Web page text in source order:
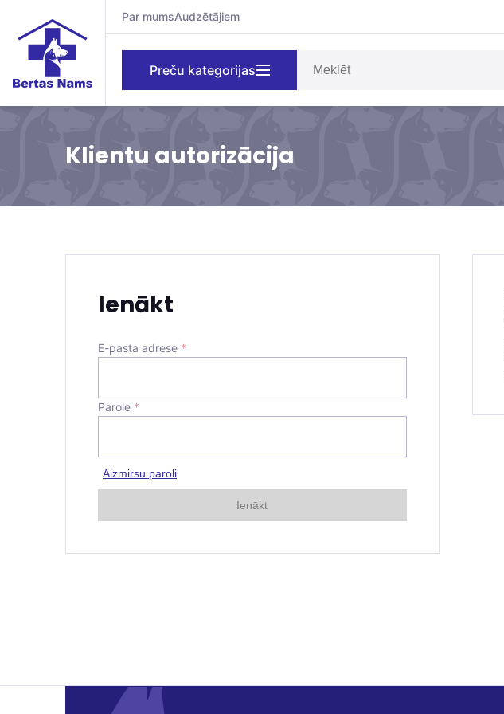
Par mumsAudzētājiem
Preču kategorijas
Klientu autorizācija
Ienākt
E-pasta adrese *
Parole *
Aizmirsu paroli
Ienākt